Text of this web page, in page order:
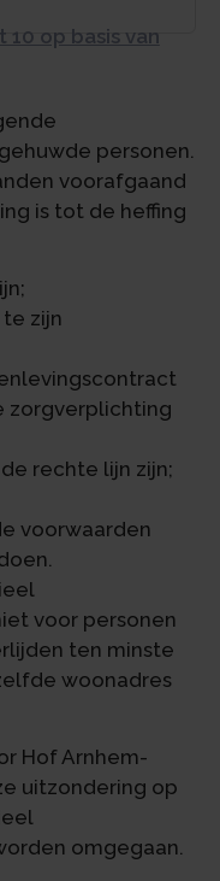
op basis van
personen.
voorafgaand
is tot de heffing
zijn
zorgverplichting
rechte lijn zijn;
voorwaarden
voor personen
ten minste
woonadres
Hof Arnhem-
uitzondering op
omgegaan.